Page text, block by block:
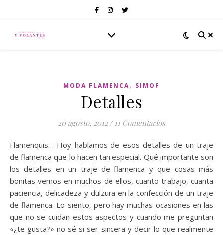
MODA FLAMENCA, SIMOF
Detalles
20 agosto, 2012 / 11 Comentarios
Flamenquis… Hoy hablamos de esos detalles de un traje
de flamenca que lo hacen tan especial. Qué importante son
los detalles en un traje de flamenca y que cosas más
bonitas vemos en muchos de ellos, cuanto trabajo, cuanta
paciencia, delicadeza y dulzura en la confección de un traje
de flamenca. Lo siento, pero hay muchas ocasiones en las
que no se cuidan estos aspectos y cuando me preguntan
«¿te gusta?» no sé si ser sincera y decir lo que realmente